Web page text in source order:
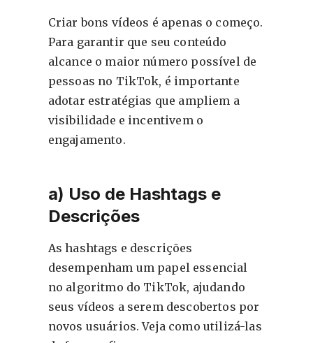
Criar bons vídeos é apenas o começo.
Para garantir que seu conteúdo
alcance o maior número possível de
pessoas no TikTok, é importante
adotar estratégias que ampliem a
visibilidade e incentivem o
engajamento.
a) Uso de Hashtags e
Descrições
As hashtags e descrições
desempenham um papel essencial
no algoritmo do TikTok, ajudando
seus vídeos a serem descobertos por
novos usuários. Veja como utilizá-las